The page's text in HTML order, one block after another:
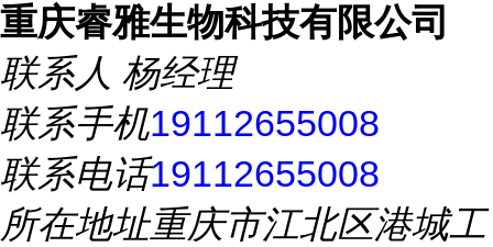
重庆睿雅生物科技有限公司
联系人 杨经理
联系手机19112655008
联系电话19112655008
所在地址重庆市江北区港城工